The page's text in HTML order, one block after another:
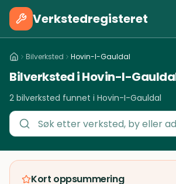
Verkstedregisteret
Bilverksted Hovin-I-Gauldal
Bilverksted i Hovin-I-
2 bilverksted funnet i Hovin-I-Gauldal
Kort oppsummering